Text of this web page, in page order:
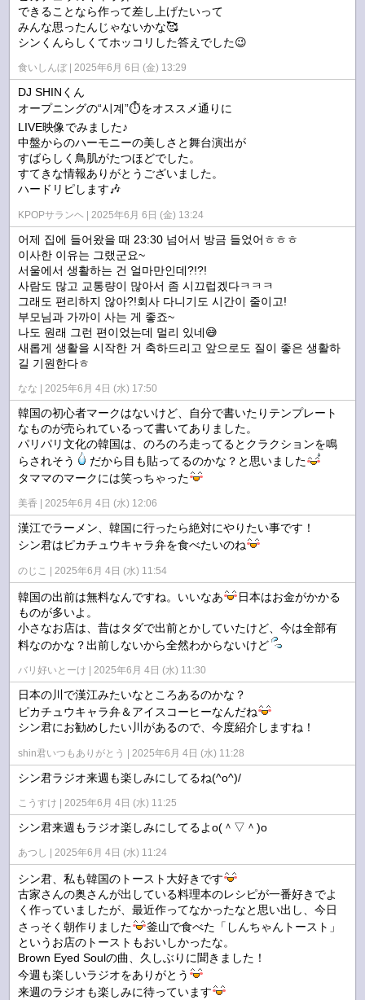
できることなら作って差し上げたいって
みんな思ったんじゃないかな🥰
シンくんらしくてホッコリした答えでした😉
食いしんぼ 2025年6月 6日 (金) 13:29
DJ SHINくん
オープニングの“시계”⏱️をオススメ通りに
LIVE映像でみました♪
中盤からのハーモニーの美しさと舞台演出が
すばらしく鳥肌がたつほどでした。
すてきな情報ありがとうございました。
ハードリピします🎶
KPOPサランヘ 2025年6月 6日 (金) 13:24
어제 집에 들어왔을 때 23:30 넘어서 방금 들었어ㅎㅎㅎ
이사한 이유는 그랬군요~
서울에서 생활하는 건 얼마만인데?!?!
사람도 많고 교통량이 많아서 좀 시끄럽겠다ㅋㅋㅋ
그래도 편리하지 않아?!회사 다니기도 시간이 줄이고!
부모님과 가까이 사는 게 좋죠~
나도 원래 그런 편이었는데 멀리 있네😅
새롭게 생활을 시작한 거 축하드리고 앞으로도 질이 좋은 생활하
길 기원한다ㅎ
なな 2025年6月 4日 (水) 17:50
韓国の初心者マークはないけど、自分で書いたりテンプレート
なものが売られているって書いてありました。
パリパリ文化の韓国は、のろのろ走ってるとクラクションを鳴
らされそう
だから目も貼ってるのかな？と思いました
タママのマークには笑っちゃった
美香 2025年6月 4日 (水) 12:06
漢江でラーメン、韓国に行ったら絶対にやりたい事です！
シン君はピカチュウキャラ弁を食べたいのね
のじこ 2025年6月 4日 (水) 11:54
韓国の出前は無料なんですね。いいなあ
日本はお金がかかる
ものが多いよ。
小さなお店は、昔はタダで出前とかしていたけど、今は全部有
料なのかな？出前しないから全然わからないけど
バリ好いとーけ 2025年6月 4日 (水) 11:30
日本の川で漢江みたいなところあるのかな？
ピカチュウキャラ弁＆アイスコーヒーなんだね
シン君にお勧めしたい川があるので、今度紹介しますね！
shin君いつもありがとう 2025年6月 4日 (水) 11:28
シン君ラジオ来週も楽しみにしてるね(^o^)/
こうすけ 2025年6月 4日 (水) 11:25
シン君来週もラジオ楽しみにしてるよo(＾▽＾)o
あつし 2025年6月 4日 (水) 11:24
シン君、私も韓国のトースト大好きです
古家さんの奥さんが出している料理本のレシピが一番好きでよ
く作っていましたが、最近作ってなかったなと思い出し、今日
さっそく朝作りました
釜山で食べた「しんちゃんトースト」
というお店のトーストもおいしかったな。
Brown Eyed Soulの曲、久しぶりに聞きました！
今週も楽しいラジオをありがとう
来週のラジオも楽しみに待っています